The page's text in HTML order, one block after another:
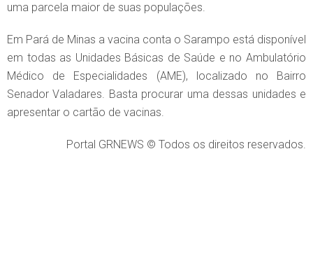
uma parcela maior de suas populações.
Em Pará de Minas a vacina conta o Sarampo está disponível
em todas as Unidades Básicas de Saúde e no Ambulatório
Médico de Especialidades (AME), localizado no Bairro
Senador Valadares. Basta procurar uma dessas unidades e
apresentar o cartão de vacinas.
Portal GRNEWS © Todos os direitos reservados.